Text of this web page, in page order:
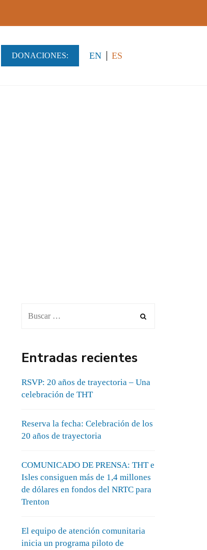
DONACIONES: EN ES
Entradas recientes
RSVP: 20 años de trayectoria – Una
celebración de THT
Reserva la fecha: Celebración de los
20 años de trayectoria
COMUNICADO DE PRENSA: THT e
Isles consiguen más de 1,4 millones
de dólares en fondos del NRTC para
Trenton
El equipo de atención comunitaria
inicia un programa piloto de